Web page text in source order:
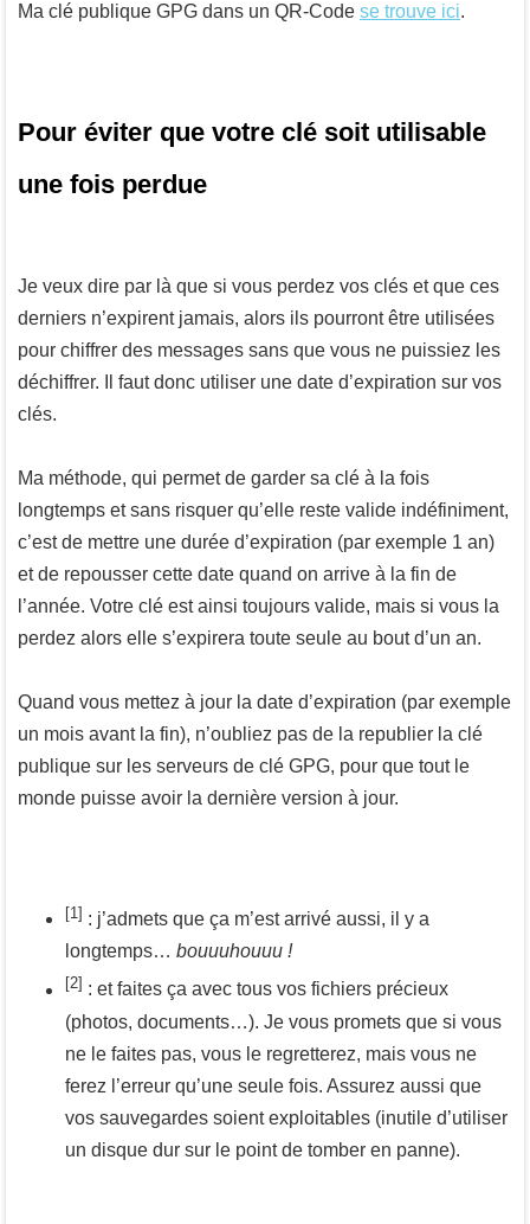
Ma clé publique GPG dans un QR-Code se trouve ici.
Pour éviter que votre clé soit utilisable
une fois perdue
Je veux dire par là que si vous perdez vos clés et que ces
derniers n’expirent jamais, alors ils pourront être utilisées
pour chiffrer des messages sans que vous ne puissiez les
déchiffrer. Il faut donc utiliser une date d’expiration sur vos
clés.
Ma méthode, qui permet de garder sa clé à la fois
longtemps et sans risquer qu’elle reste valide indéfiniment,
c’est de mettre une durée d’expiration (par exemple 1 an)
et de repousser cette date quand on arrive à la fin de
l’année. Votre clé est ainsi toujours valide, mais si vous la
perdez alors elle s’expirera toute seule au bout d’un an.
Quand vous mettez à jour la date d’expiration (par exemple
un mois avant la fin), n’oubliez pas de la republier la clé
publique sur les serveurs de clé GPG, pour que tout le
monde puisse avoir la dernière version à jour.
[1] : j’admets que ça m’est arrivé aussi, il y a
longtemps… bouuuhouuu !
[2] : et faites ça avec tous vos fichiers précieux
(photos, documents…). Je vous promets que si vous
ne le faites pas, vous le regretterez, mais vous ne
ferez l’erreur qu’une seule fois. Assurez aussi que
vos sauvegardes soient exploitables (inutile d’utiliser
un disque dur sur le point de tomber en panne).